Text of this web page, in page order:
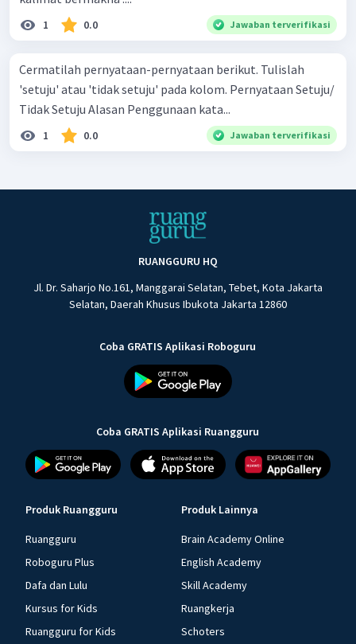
1 0.0 Jawaban terverifikasi
Cermatilah pernyataan-pernyataan berikut. Tulislah
'setuju' atau 'tidak setuju' pada kolom. Pernyataan Setuju/
Tidak Setuju Alasan Penggunaan kata...
1 0.0 Jawaban terverifikasi
RUANGGURU HQ
Jl. Dr. Saharjo No.161, Manggarai Selatan, Tebet, Kota Jakarta
Selatan, Daerah Khusus Ibukota Jakarta 12860
Coba GRATIS Aplikasi Roboguru
Coba GRATIS Aplikasi Ruangguru
Produk Ruangguru
Ruangguru
Roboguru Plus
Dafa dan Lulu
Kursus for Kids
Ruangguru for Kids
Produk Lainnya
Brain Academy Online
English Academy
Skill Academy
Ruangkerja
Schoters